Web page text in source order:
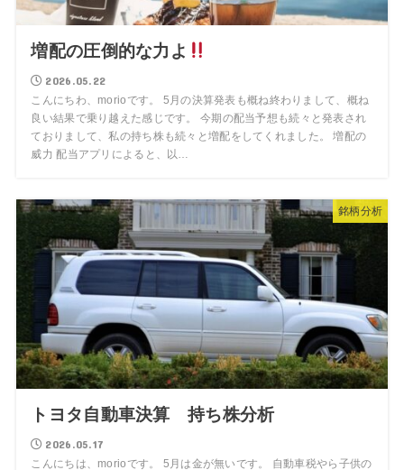
増配の圧倒的な力よ
2026.05.22
こんにちわ、morioです。 5月の決算発表も概ね終わりまして、概ね
良い結果で乗り越えた感じです。 今期の配当予想も続々と発表され
ておりまして、私の持ち株も続々と増配をしてくれました。 増配の
威力 配当アプリによると、以…
銘柄分析
トヨタ自動車決算 持ち株分析
2026.05.17
こんにちは、morioです。 5月は金が無いです。 自動車税やら子供の